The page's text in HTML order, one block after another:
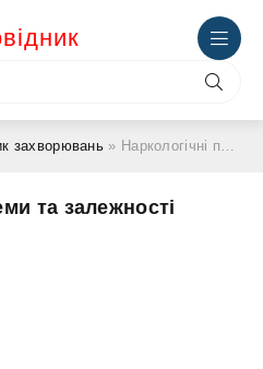
захворювань » Наркологічні проблеми та залежності
та залежності